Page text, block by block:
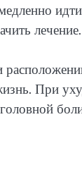
лечение.
При